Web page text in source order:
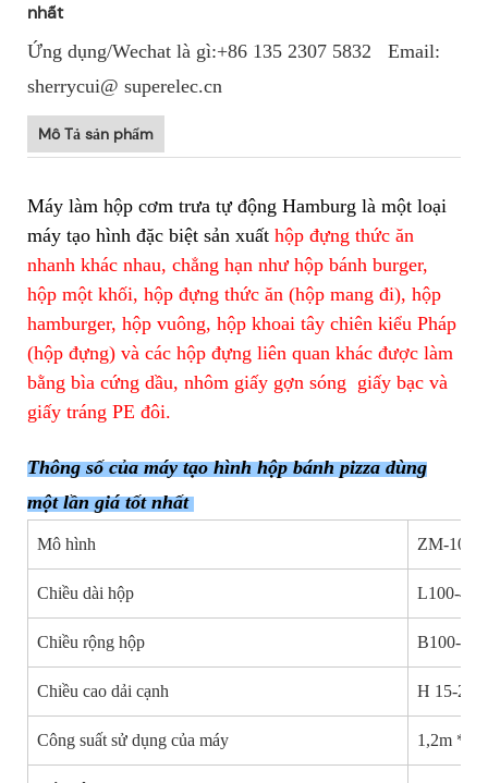
nhất
Ứng dụng/Wechat là gì:+86 135 2307 5832 Email:
sherrycui@ superelec.cn
Mô Tả sản phẩm
Máy làm hộp cơm trưa tự động Hamburg là một loại
máy tạo hình đặc biệt sản xuất hộp đựng thức ăn
nhanh khác nhau, chẳng hạn như hộp bánh burger,
hộp một khối, hộp đựng thức ăn (hộp mang đi), hộp
hamburger, hộp vuông, hộp khoai tây chiên kiểu Pháp
(hộp đựng) và các hộp đựng liên quan khác được làm
bằng bìa cứng dầu, nhôm giấy gợn sóng giấy bạc và
giấy tráng PE đôi.
Thông số của máy tạo hình hộp bánh pizza dùng
một lần giá tốt nhất
Mô hình ZM-100
Chiều dài hộp L100-
Chiều rộng hộp B100-
Chiều cao dải cạnh H 15-
Công suất sử dụng của máy 1,2m *